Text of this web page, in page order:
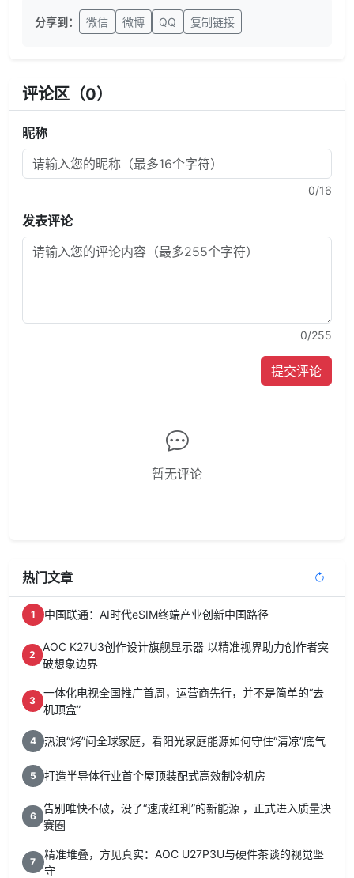
分享到： 微信 微博 QQ 复制链接
评论区（0）
昵称
0/16
发表评论
0/255
提交评论
暂无评论
热门文章
1 中国联通：AI时代eSIM终端产业创新中国路径
2
AOC K27U3创作设计旗舰显示器 以精准视界助力创作者突
破想象边界
3
一体化电视全国推广首周，运营商先行，并不是简单的“去
机顶盒”
4 热浪“烤”问全球家庭，看阳光家庭能源如何守住“清凉”底气
5 打造半导体行业首个屋顶装配式高效制冷机房
6
告别唯快不破，没了“速成红利”的新能源 ，正式进入质量决
赛圈
7
精准堆叠，方见真实：AOC U27P3U与硬件茶谈的视觉坚
守